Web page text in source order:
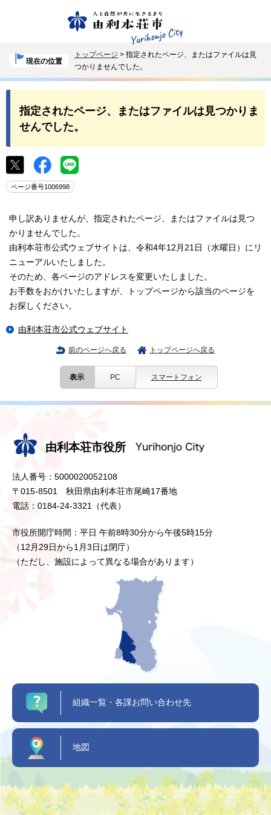
現在の位置
トップページ > 指定されたページ、またはファイルは見
つかりませんでした。
指定されたページ、またはファイルは見つかりま
せんでした。
ページ番号1006998
申し訳ありませんが、指定されたページ、またはファイルは見つ
かりませんでした。
由利本荘市公式ウェブサイトは、令和4年12月21日（水曜日）にリ
ニューアルいたしました。
そのため、各ページのアドレスを変更いたしました。
お手数をおかけいたしますが、トップページから該当のページを
お探しください。
由利本荘市公式ウェブサイト
前のページへ戻る トップページへ戻る
表示 PC スマートフォン
由利本荘市役所
法人番号：5000020052108
〒015-8501 秋田県由利本荘市尾崎17番地
電話：0184-24-3321（代表）
市役所開庁時間：平日 午前8時30分から午後5時15分
（12月29日から1月3日は閉庁）
（ただし、施設によって異なる場合があります）
組織一覧・各課お問い合わせ先
地図